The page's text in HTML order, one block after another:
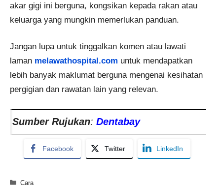
akar gigi ini berguna, kongsikan kepada rakan atau
keluarga yang mungkin memerlukan panduan.
Jangan lupa untuk tinggalkan komen atau lawati
laman melawathospital.com untuk mendapatkan
lebih banyak maklumat berguna mengenai kesihatan
pergigian dan rawatan lain yang relevan.
Sumber Rujukan: Dentabay
Facebook Twitter LinkedIn
Categories
Cara